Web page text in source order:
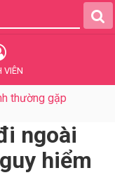
VIÊN
thường gặp
ngoài
hiểm